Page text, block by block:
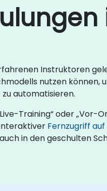
Instruktoren
nutzen
automatisieren.
Training“ oder
Fernzugriff
in den geschulten